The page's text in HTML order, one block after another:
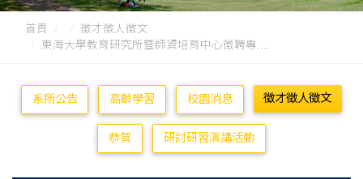
首頁
徵才徵人徵文
東海大學教育研究所暨師資培育中心徵聘專....
系所公告 高齡學習 校園消息 徵才徵人徵文
恭賀 研討研習演講活動